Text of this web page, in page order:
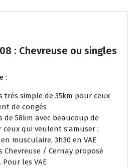
: Chevreuse ou singles
:
très simple de 35km pour ceux
de congés
de 58km avec beaucoup de
qui veulent s’amuser ;
musculaire, 3h30 en VAE
Chevreuse / Cernay proposé
Pour les VAE